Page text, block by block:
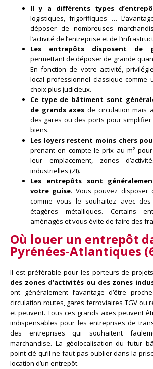
Il y a différents types
logistiques, frigorifiques …
déposer de nombreuses
l’activité de l’entreprise et de
Les entrepôts disposent de
permettant de déposer de grande
En fonction de votre activité,
local professionnel classique comme
choix plus judicieux.
Ce type de bâtiment sont
de grands axes de circulation mais
des gares ou des ports pour simplifier
biens.
Les loyers restent moins chers
prenant en compte le prix au m²
leur emplacement, zones
industrielles (ZI).
Les entrepôts sont
votre guise. Vous pouvez disposer
comme vous le souhaitez avec des
étagères métalliques. Certains
aménagés et vous évite de faire des
Où louer un entrepôt
Pyrénées-Atlantiques
Il est préférable pour les porteurs de
des zones d’activités ou des zones
ont généralement l’avantage d’être
circulation routes, gares ferroviaires TGV ou
et peuvent. Tous ces grands axes peuvent
indispensables pour les entreprises de
des entreprises qui souhaitent
marchandise. La géolocalisation du futur
point clé qu’il ne faut pas oublier dans la
location d’un entrepôt.